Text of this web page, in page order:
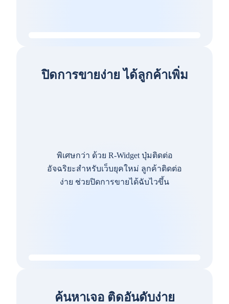
ปิดการขายง่าย ได้ลูกค้าเพิ่ม
พิเศษกว่า ด้วย R-Widget ปุ่มติดต่อ
อัจฉริยะสำหรับเว็บยุคใหม่ ลูกค้าติดต่อ
ง่าย ช่วยปิดการขายได้ฉับไวขึ้น
ค้นหาเจอ ติดอันดับง่าย